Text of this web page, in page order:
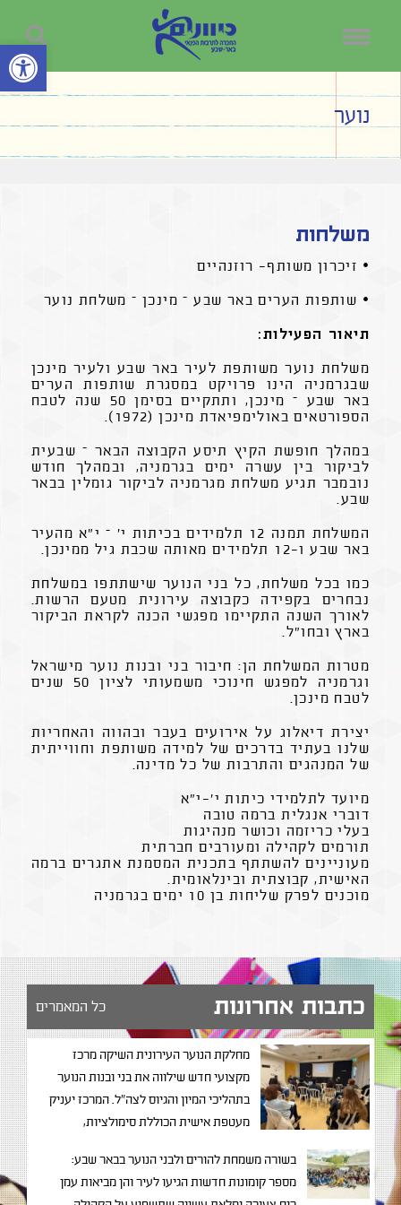
פתח סרגל
נוער
משלחות
• זיכרון משותף- רוזנהיים
• שותפות הערים באר שבע – מינכן – משלחת נוער
תיאור הפעילות:
משלחת נוער משותפת לעיר באר שבע ולעיר מינכן
שבגרמניה הינו פרויקט במסגרת שותפות הערים
באר שבע – מינכן, ותתקיים בסימן 50 שנה לטבח
הספורטאים באולימפיאדת מינכן (1972).
במהלך חופשת הקיץ תיסע הקבוצה הבאר – שבעית
לביקור בין עשרה ימים בגרמניה, ובמהלך חודש
נובמבר תגיע משלחת מגרמניה לביקור גומלין בבאר
שבע.
המשלחת תמנה 12 תלמידים בכיתות י' – י"א מהעיר
באר שבע ו-12 תלמידים מאותה שכבת גיל ממינכן.
כמו בכל משלחת, כל בני הנוער שישתתפו במשלחת
נבחרים בקפידה כקבוצה עירונית מטעם הרשות.
לאורך השנה התקיימו מפגשי הכנה לקראת הביקור
בארץ ובחו"ל.
מטרות המשלחת הן: חיבור בני ובנות נוער מישראל
וגרמניה למפגש חינוכי משמעותי לציון 50 שנים
לטבח מינכן.
יצירת דיאלוג על אירועים בעבר ובהווה והאחריות
שלנו בעתיד בדרכים של למידה משותפת וחווייתית
של המנהגים והתרבות של כל מדינה.
מיועד לתלמידי כיתות י'-י"א
דוברי אנגלית ברמה טובה
בעלי כריזמה וכושר מנהיגות
תורמים לקהילה ומעורבים חברתית
מעוניינים להשתתף בתכנית המסמנת אתגרים ברמה
האישית, קבוצתית ובינלאומית.
מוכנים לפרק שליחות בן 10 ימים בגרמניה
כתבות אחרונות כל המאמרים
מחלקת הנוער העירונית השיקה מרכז
מקצועי חדש שילווה את בני ובנות הנוער
בתהליכי המיון והגיוס לצה"ל. המרכז יעניק
מעטפת אישית הכוללת סימולציות,
בשורה משמחת להורים ולבני הנוער בבאר שבע:
מספר קומונות חדשות הגיעו לעיר והן מביאות עמן